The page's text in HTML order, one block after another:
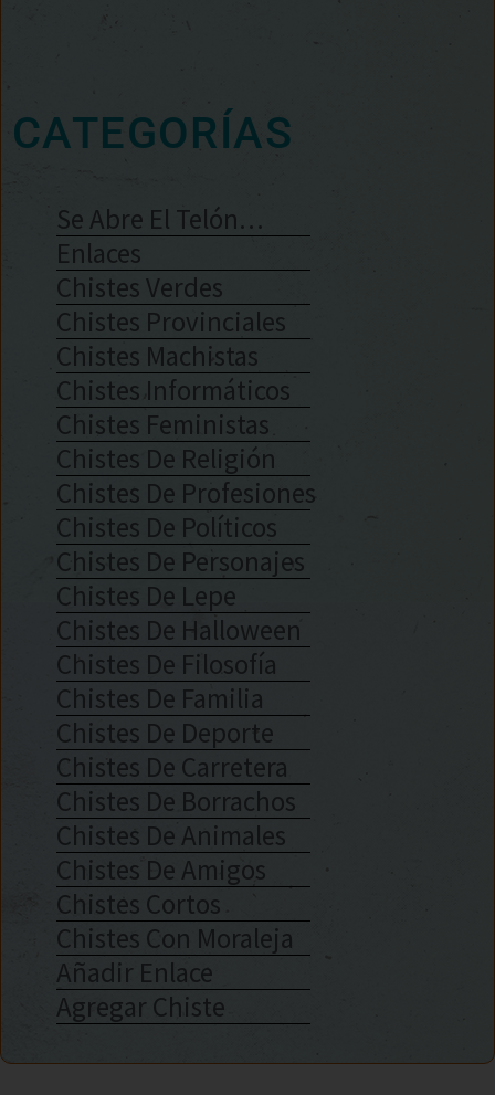
CATEGORÍAS
Se Abre El Telón…
Enlaces
Chistes Verdes
Chistes Provinciales
Chistes Machistas
Chistes Informáticos
Chistes Feministas
Chistes De Religión
Chistes De Profesiones
Chistes De Políticos
Chistes De Personajes
Chistes De Lepe
Chistes De Halloween
Chistes De Filosofía
Chistes De Familia
Chistes De Deporte
Chistes De Carretera
Chistes De Borrachos
Chistes De Animales
Chistes De Amigos
Chistes Cortos
Chistes Con Moraleja
Añadir Enlace
Agregar Chiste